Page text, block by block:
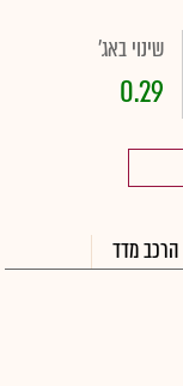
שינוי באג'
0.29
הרכב מדד